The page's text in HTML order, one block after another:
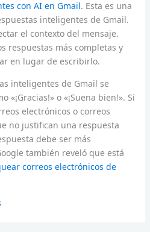
con AI en Gmail. Esta es una
inteligentes de Gmail.
el contexto del mensaje.
respuestas más completas y
en lugar de escribirlo.
inteligentes de Gmail se
«¡Gracias!» o «¡Suena bien!». Si
electrónicos o correos
no justifican una respuesta
debe ser más
también reveló que está
correos electrónicos de